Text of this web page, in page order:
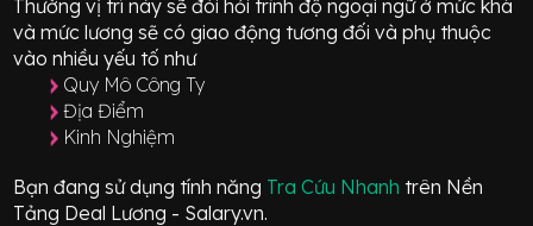
Thường vị trí này sẽ đòi hỏi trình độ ngoại ngữ ở mức khá
và mức lương sẽ có giao động tương đối và phụ thuộc
vào nhiều yếu tố như
Quy Mô Công Ty
Địa Điểm
Kinh Nghiệm
Bạn đang sử dụng tính năng Tra Cứu Nhanh trên Nền
Tảng Deal Lương - Salary.vn.